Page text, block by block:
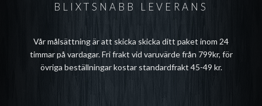
BLIXTSNABB LEVERANS
Vår målsättning är att skicka skicka ditt paket inom 24
timmar på vardagar. Fri frakt vid varuvärde från 799kr, för
övriga beställningar kostar standardfrakt 45-49 kr.